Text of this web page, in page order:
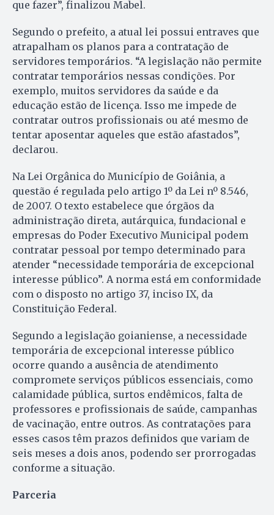
que fazer”, finalizou Mabel.
Segundo o prefeito, a atual lei possui entraves que
atrapalham os planos para a contratação de
servidores temporários. “A legislação não permite
contratar temporários nessas condições. Por
exemplo, muitos servidores da saúde e da
educação estão de licença. Isso me impede de
contratar outros profissionais ou até mesmo de
tentar aposentar aqueles que estão afastados”,
declarou.
Na Lei Orgânica do Município de Goiânia, a
questão é regulada pelo artigo 1º da Lei nº 8.546,
de 2007. O texto estabelece que órgãos da
administração direta, autárquica, fundacional e
empresas do Poder Executivo Municipal podem
contratar pessoal por tempo determinado para
atender “necessidade temporária de excepcional
interesse público”. A norma está em conformidade
com o disposto no artigo 37, inciso IX, da
Constituição Federal.
Segundo a legislação goianiense, a necessidade
temporária de excepcional interesse público
ocorre quando a ausência de atendimento
compromete serviços públicos essenciais, como
calamidade pública, surtos endêmicos, falta de
professores e profissionais de saúde, campanhas
de vacinação, entre outros. As contratações para
esses casos têm prazos definidos que variam de
seis meses a dois anos, podendo ser prorrogadas
conforme a situação.
Parceria